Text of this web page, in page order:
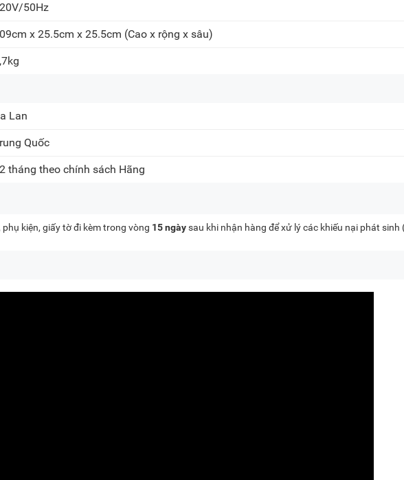
50Hz
x 25.5cm x 25.5cm (Cao x rộng x sâu)
Lan
Quốc
tháng theo chính sách Hãng
kiện, giấy tờ đi kèm trong vòng 15 ngàysau khi nhận hàng để xử lý các khiếu nại phát sinh